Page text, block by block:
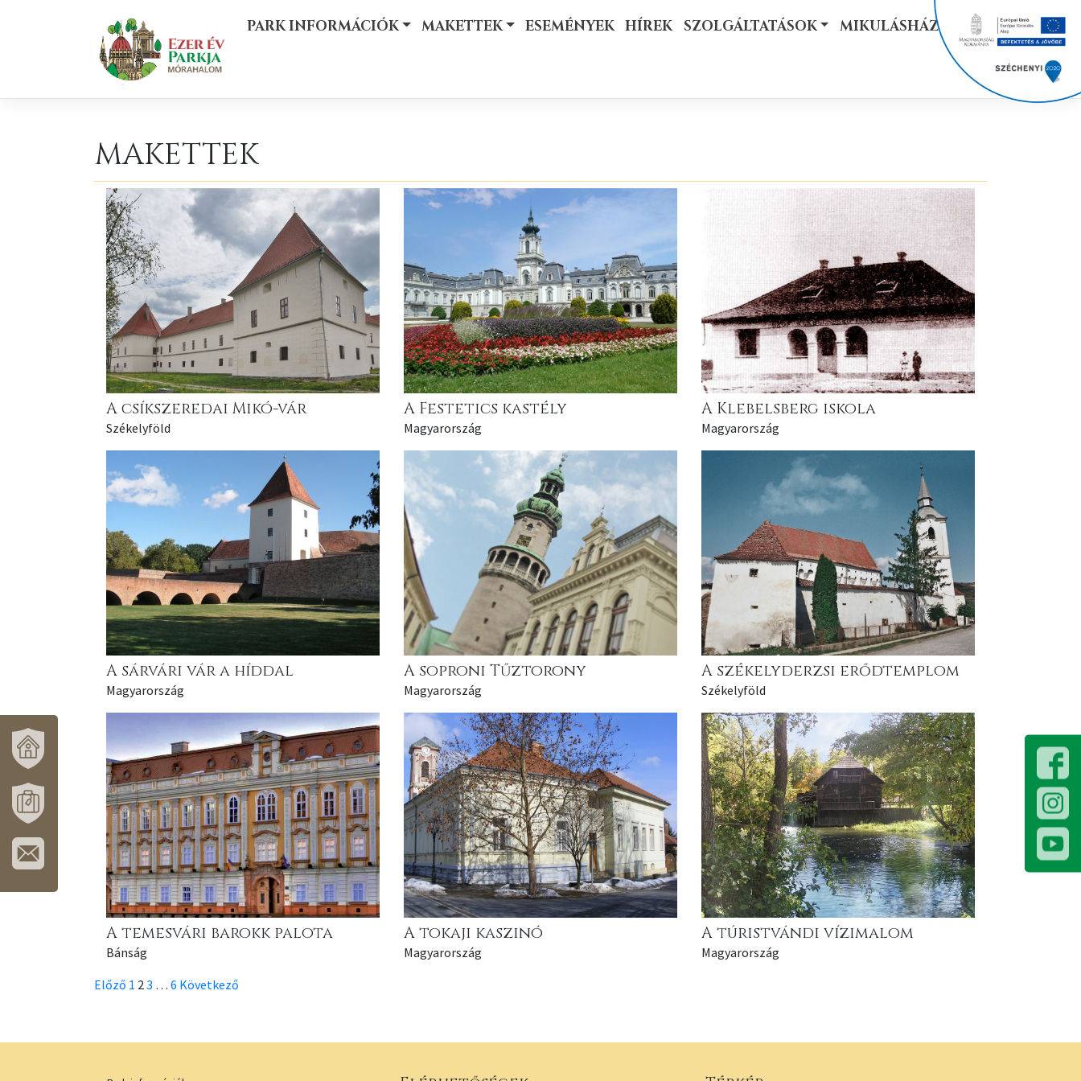
PARK INFORMÁCIÓK MAKETTEK ESEMÉNYEK HÍREK SZOLGÁLTATÁSOK MIKULÁSHÁZ
VÁROSUNK
ÉS
TÉRSÉGÜNK
MÓRAHALOM
TURISZTIKA
IRATKOZZON
HÍRLEVELÜNKRE!
MAKETTEK
A csíkszeredai Mikó-vár
Székelyföld
A Festetics kastély
Magyarország
A Klebelsberg iskola
Magyarország
A sárvári vár a híddal
Magyarország
A soproni Tűztorony
Magyarország
A székelyderzsi erődtemplom
Székelyföld
A temesvári barokk palota
Bánság
A tokaji kaszinó
Magyarország
A túristvándi vízimalom
Magyarország
Bejegyzés
Előző 1 23 … 6 Következő